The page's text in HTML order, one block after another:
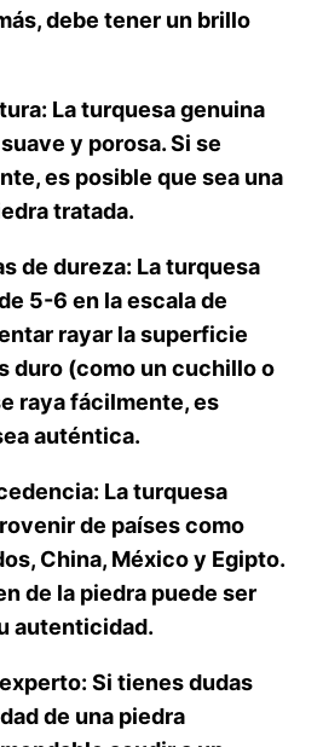
debe tener un brillo
La turquesa genuina
y porosa. Si se
es posible que sea una
tratada.
de dureza: La turquesa
5-6 en la escala de
rayar la superficie
duro (como un cuchillo o
raya fácilmente, es
auténtica.
La turquesa
de países como
China, México y Egipto.
de la piedra puede ser
autenticidad.
Si tienes dudas
de una piedra